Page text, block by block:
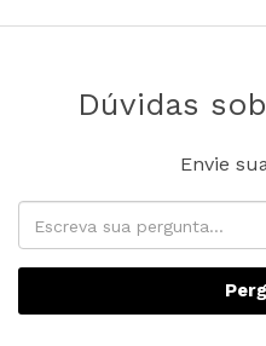
Dúvidas
Envie